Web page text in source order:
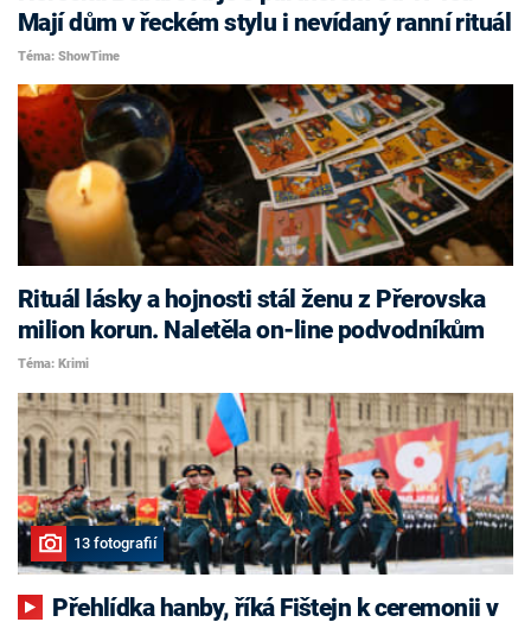
Mají dům v řeckém stylu i nevídaný ranní rituál
Téma: ShowTime
Rituál lásky a hojnosti stál ženu z Přerovska
milion korun. Naletěla on-line podvodníkům
Téma: Krimi
13 fotografií